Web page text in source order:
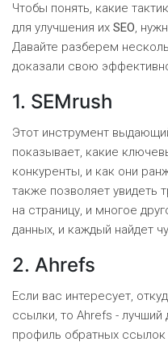
Чтобы понять, какие
для улучшения их SEO,
Давайте разберем
доказали свою
1. SEMrush
Этот инструмент
показывает, какие
конкуренты, и как они
также позволяет увидеть
на страницу, и многое
данных, и каждый найдет
2. Ahrefs
Если вас интересует,
ссылки, то Ahrefs - лучший
профиль обратных ссылок